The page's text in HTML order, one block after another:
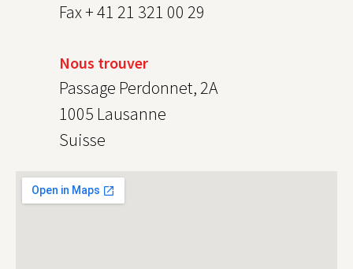
Nous trouver
Passage Perdonnet, 2A
1005 Lausanne
Suisse
Fax + 41 21 321 00 29